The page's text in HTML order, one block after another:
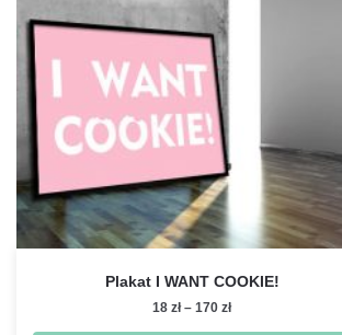
Plakat I WANT COOKIE!
18 zł – 170 złZakres